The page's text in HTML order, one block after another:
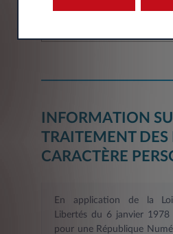
INFORMATION
TRAITEMENT DES
CARACTÈRE
En application de la
Libertés du 6 janvier
pour une République